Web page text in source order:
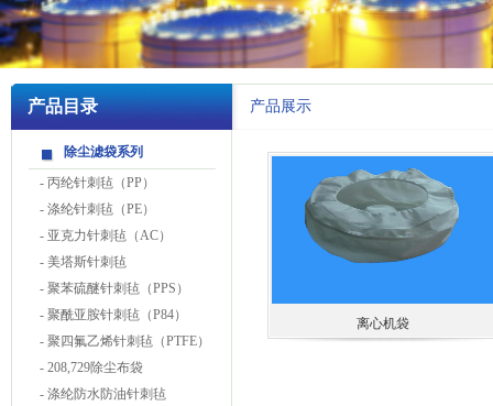
产品目录
除尘滤袋系列
- 丙纶针刺毡（PP）
- 涤纶针刺毡（PE）
- 亚克力针刺毡（AC）
- 美塔斯针刺毡
- 聚苯硫醚针刺毡（PPS）
- 聚酰亚胺针刺毡（P84）
- 聚四氟乙烯针刺毡（PTFE）
- 208,729除尘布袋
- 涤纶防水防油针刺毡
产品展示
离心机袋